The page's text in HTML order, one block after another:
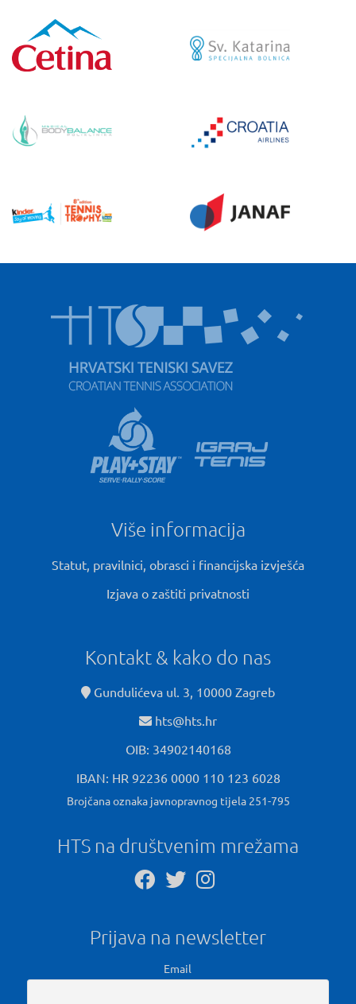
Više informacija
Statut, pravilnici, obrasci i financijska izvješća
Izjava o zaštiti privatnosti
Kontakt & kako do nas
Gundulićeva ul. 3, 10000 Zagreb
hts@hts.hr
OIB: 34902140168
IBAN: HR 92236 0000 110 123 6028
Brojčana oznaka javnopravnog tijela 251-795
HTS na društvenim mrežama
Prijava na newsletter
Email